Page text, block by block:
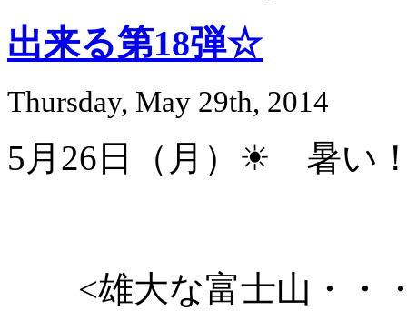
出来る第18弾☆
Thursday, May 29th, 2014
5月26日（月）☀ 暑い
<雄大な富士山・・